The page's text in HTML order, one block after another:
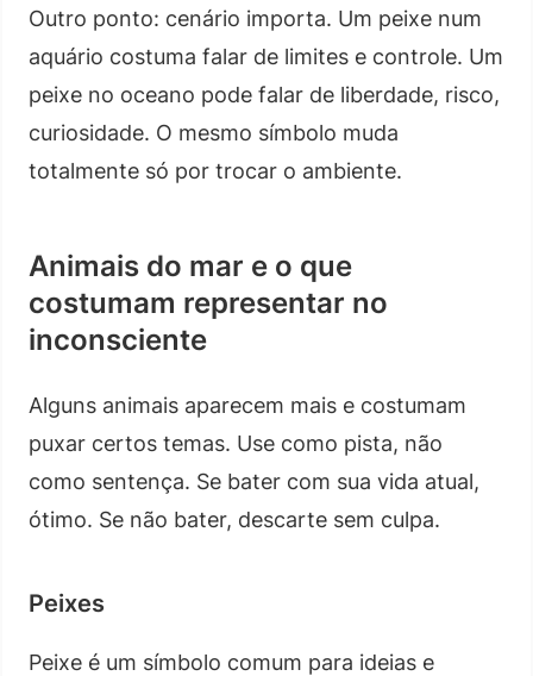
Outro ponto: cenário importa. Um peixe num
aquário costuma falar de limites e controle. Um
peixe no oceano pode falar de liberdade, risco,
curiosidade. O mesmo símbolo muda
totalmente só por trocar o ambiente.
Animais do mar e o que
costumam representar no
inconsciente
Alguns animais aparecem mais e costumam
puxar certos temas. Use como pista, não
como sentença. Se bater com sua vida atual,
ótimo. Se não bater, descarte sem culpa.
Peixes
Peixe é um símbolo comum para ideias e